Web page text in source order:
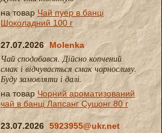
на товар Чай пуер в банці
Шоколадний 100 г
27.07.2026 Molenka
Чай сподобався. Дійсно копчений
смак і відчувається смак чорносливу.
Буду замовляти і далі.
на товар Чорний ароматизований
чай в банці Лапсанг Сушонг 80 г
23.07.2026 5923955@ukr.net